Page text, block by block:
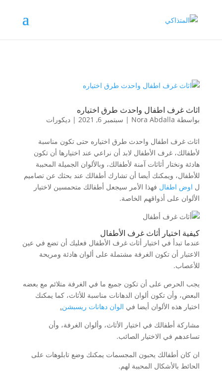
اثاث غرف اطفال واحدث طرق اختياره
بواسطة Nora Abdalla
| سبتمبر 6, 2021 | ديكورات
اثاث غرف اطفال واحدث طرق اختياره حتى تكون مناسبة
لأطفالك، غرف الأطفال لابد أن نراعي عند اختيارها أن تكون
هادئة ونختار أثاثات آمنة لأطفالك، وبالألوان الجميلة المحببة
للأطفال، ويمكنك أيضا أن تشارك أطفالك عند بحثك عن تصاميم
ل اوض اطفال فهذا الأمر سيجعل أطفالك متحمسين لاختيار
الألوان على أذواقهم الخاصة.
كيفية اختيار أثاث غرف الأطفال
عندما تبدأ في اختيار أثاث غرف الأطفال فعليك أن تضع في عين
الاعتبار أن تكون الغرفة مشتملة على ألوان هادئة ومريحة
للأعصاب.
يجب الحرص على أن تكون جميع ما في الغرفة متلائم مع بعضه
البعض، وأن تكون ألوان الدهانات مناسبة للأثاث، كما يمكنك
اختيار هذه الألوان أيضا في الوان دهانات ريسبشن.
مشاركة أطفالك في اختيار الأثاث، وألوان الغرفة، وأن
تساعدهم في الاختيار الصائب.
ان كان أطفالك يحبون المجسمات يمكنك وضع تابلوهات على
الحائط بالأشكال المحببة لهم.